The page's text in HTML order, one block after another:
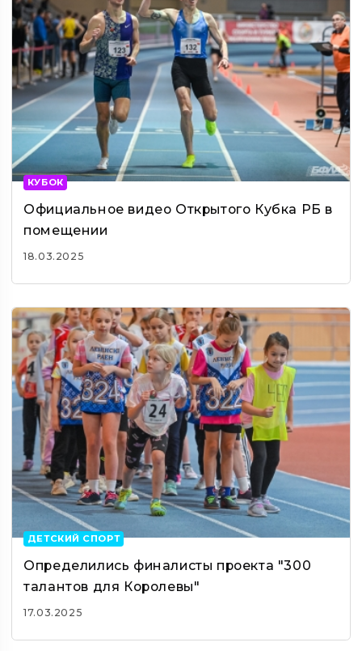
КУБОК
Официальное видео Открытого Кубка РБ в
помещении
18.03.2025
ДЕТСКИЙ СПОРТ
Определились финалисты проекта "300
талантов для Королевы"
17.03.2025